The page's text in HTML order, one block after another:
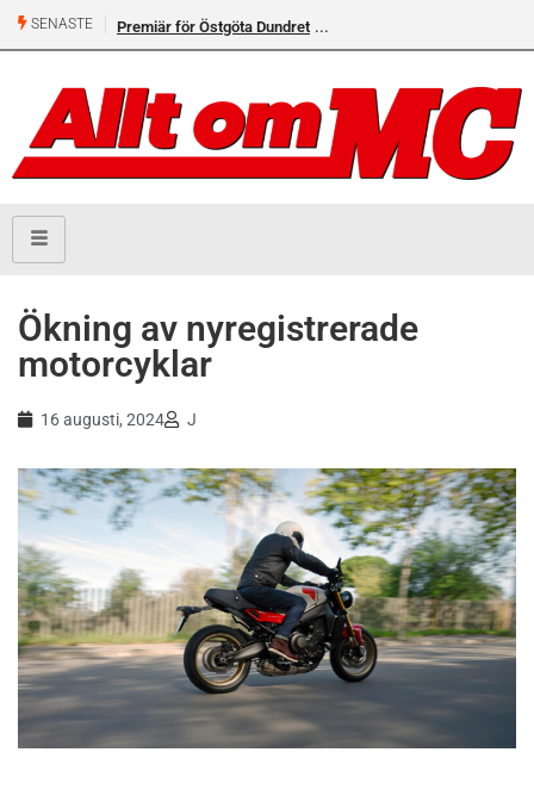
SENASTE Premiär för Östgöta Dundret
Ökning av nyregistrerade
motorcyklar
16 augusti, 2024 J